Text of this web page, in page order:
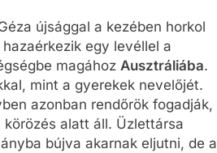
újsággal a kezében horkol
egy levéllel a
magához Ausztráliába.
mint a gyerekek nevelőjét.
azonban rendőrök fogadják,
alatt áll. Üzlettársa
bújva akarnak eljutni, de a